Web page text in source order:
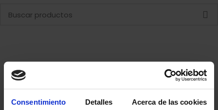
Consentimiento Detalles Acerca de las cookies